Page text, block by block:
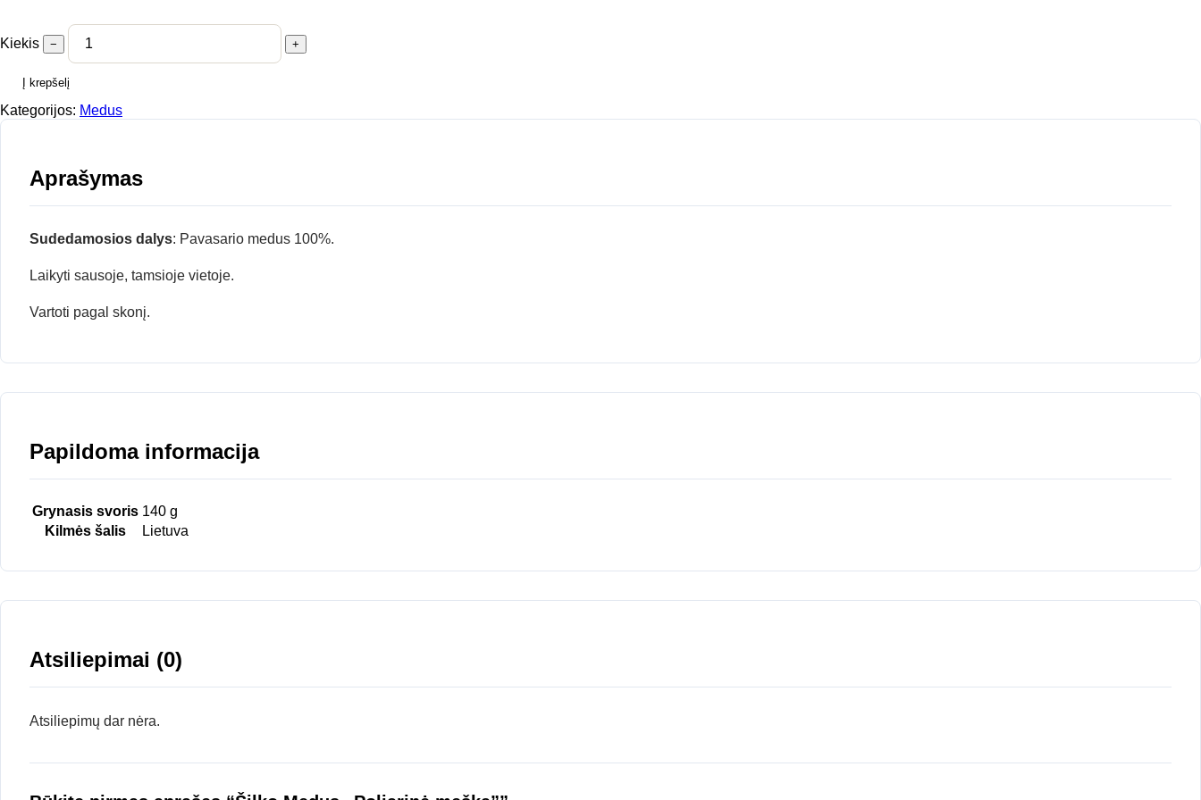
Kiekis − +
Į krepšelį
Kategorijos: Medus
Aprašymas
Sudedamosios dalys: Pavasario medus 100%.
Laikyti sausoje, tamsioje vietoje.
Vartoti pagal skonį.
Papildoma informacija
Grynasis svoris 140 g
Kilmės šalis
Lietuva
Atsiliepimai (0)
Atsiliepimų dar nėra.